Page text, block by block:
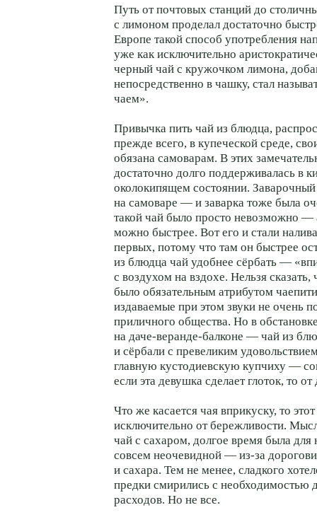
Путь от почтовых станций до
с лимоном проделал достаточно
Европе такой способ употребления
уже как исключительно
черный чай с кружочком лимона,
непосредственно в чашку, стал
чаем».
Привычка пить чай из блюдца,
прежде всего, в купеческой среде,
обязана самоварам. В этих
достаточно долго поддерживалась в
околокипящем состоянии. Заварочный
на самоваре — и заварка тоже была
такой чай было просто невозможно —
можно быстрее. Вот его и стали
первых, потому что там он быстрее
из блюдца чай удобнее сёрбать —
с воздухом на вздохе. Нельзя
было обязательным атрибутом
издаваемые при этом звуки не очень
приличного общества. Но в
на даче-веранде-балконе — чай из
и сёрбали с превеликим
главную кустодиевскую купчиху —
если эта девушка сделает глоток, то
Что же касается чая вприкуску, то
исключительно от бережливости.
чай с сахаром, долгое время была
совсем неочевидной — из-за
и сахара. Тем не менее, сладкого
предки смирились с необходимостью
расходов. Но не все.